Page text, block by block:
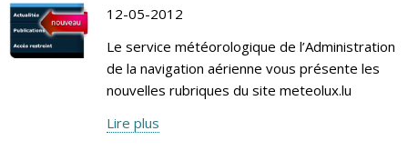
12-05-2012
Le service météorologique de l’Administration
de la navigation aérienne vous présente les
nouvelles rubriques du site meteolux.lu
Lire plus